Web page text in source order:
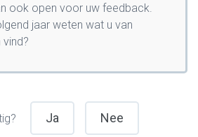
ook open voor uw feedback.
jaar weten wat u van
vind?
Ja Nee